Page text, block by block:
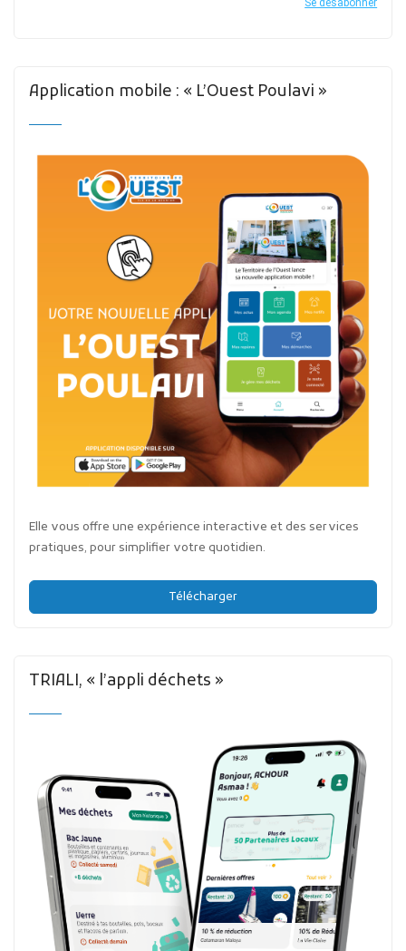
Application mobile : « L’Ouest Poulavi »
Elle vous offre une expérience interactive et des services
pratiques, pour simplifier votre quotidien.
Télécharger
TRIALI, « l’appli déchets »